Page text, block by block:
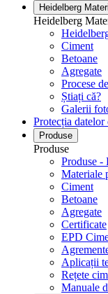
Heidelberg
Heidelberg
Ciment
Betoane
Agregate
Procese
Știați că?
Galerii
Protecția datelor
Produse
Produse
Produse -
Materiale
Ciment
Betoane
Agregate
Certificate
EPD
Aplicații
Rețete
Manuale